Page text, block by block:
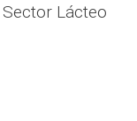
Lácteo